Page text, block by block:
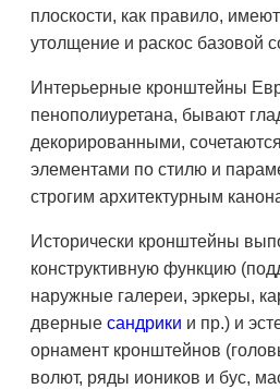
плоскости, как правило,
утолщение и раскос базовой
Интерьерные кронштейны
пенополиуретана, бывают
декорированными,
элементами по стилю и
строгим архитектурным
Исторически кронштейны
конструктивную функцию
наружные галереи, эркеры,
дверные сандрики и пр.) и
орнамент кронштейнов
волют, ряды иоников и бус,